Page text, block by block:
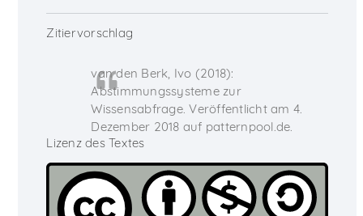
Zitiervorschlag
van den Berk, Ivo (2018):
Abstimmungssysteme zur
Wissensabfrage. Veröffentlicht am 4.
Dezember 2018 auf patternpool.de.
Lizenz des Textes